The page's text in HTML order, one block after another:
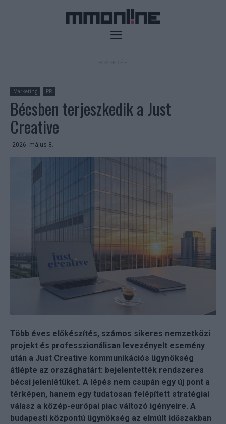
Marketing PR
Bécsben terjeszkedik a Just
Creative
2026. május 8.
Több éves előkészítés, számos sikeres nemzetközi
projekt és professzionálisan levezényelt esemény
után a Just Creative kommunikációs ügynökség
átlépte az országhatárt: bejelentették rendszeres
bécsi jelenlétüket. A lépés nem csupán egy új pont a
térképen, hanem egy tudatosan felépített stratégiai
válasz a közép-európai piac változó igényeire. A
budapesti központú ügynökség az elmúlt időszakban